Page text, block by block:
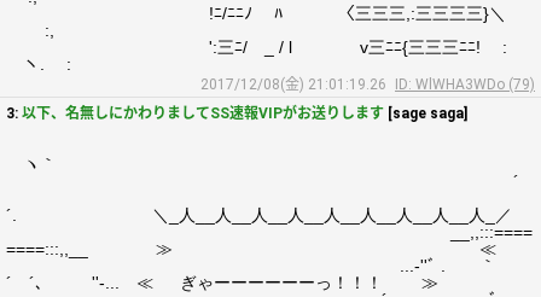
!ﾆ/ﾆﾆﾉ ﾊ 〈三三三,:三三三三}＼
:,
':三ﾆ/ _ / l v三ﾆﾆ{三三三ﾆﾆ! :
ヽ. :
2017/12/08(金) 21:01:19.26
ID: WlWHA3WDo (79)
3: 以下、名無しにかわりましてSS速報VIPがお送りします [sage saga]
ヽ｀
´
´. ＼_人__人__人__人__人__人__人__人__人_／
__,,:::====
====:::,,__ ≫ ≪
...‐''ﾞ . ｀
´ ´､ ゝ ''‐... ≪ ぎゃーーーーーーっ！！！ ≫